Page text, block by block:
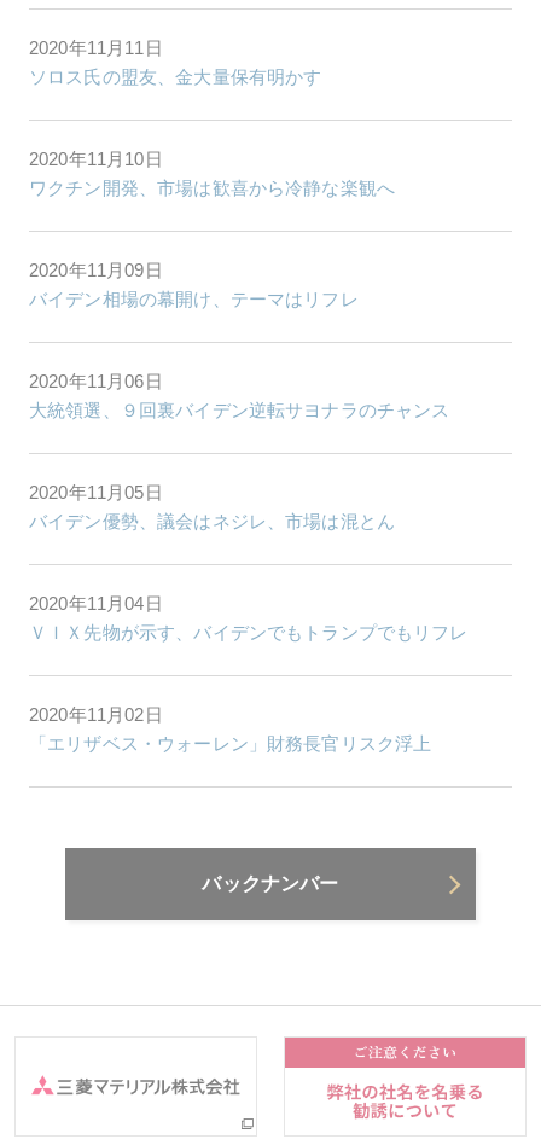
2020年11月11日
ソロス氏の盟友、金大量保有明かす
2020年11月10日
ワクチン開発、市場は歓喜から冷静な楽観へ
2020年11月09日
バイデン相場の幕開け、テーマはリフレ
2020年11月06日
大統領選、９回裏バイデン逆転サヨナラのチャンス
2020年11月05日
バイデン優勢、議会はネジレ、市場は混とん
2020年11月04日
ＶＩＸ先物が示す、バイデンでもトランプでもリフレ
2020年11月02日
「エリザベス・ウォーレン」財務長官リスク浮上
バックナンバー